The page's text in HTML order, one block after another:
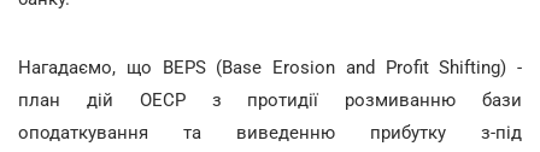
Нагадаємо, що BEPS (Base Erosion and Profit Shifting) -
план дій ОЕСР з протидії розмиванню бази
оподаткування та виведенню прибутку з-під